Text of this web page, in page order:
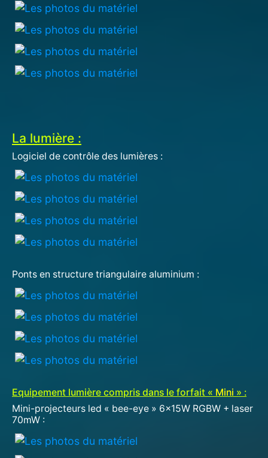
La lumière :
Logiciel de contrôle des lumières :
Ponts en structure triangulaire aluminium :
Equipement lumière compris dans le forfait « Mini » :
Mini-projecteurs led « bee-eye » 6x15W RGBW + laser
70mW :